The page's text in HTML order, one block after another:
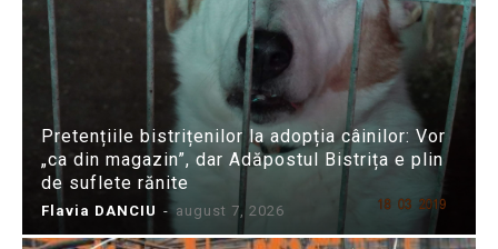
Pretențiile bistrițenilor la adopția câinilor: Vor
„ca din magazin”, dar Adăpostul Bistrița e plin
de suflete rănite
Flavia DANCIU - august 7, 2026